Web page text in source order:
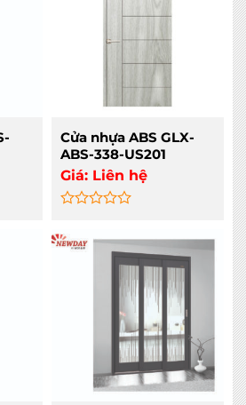
Cửa nhựa ABS GLX-
ABS-338-US201
Giá: Liên hệ
0
out